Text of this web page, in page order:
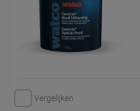
Vergelijken